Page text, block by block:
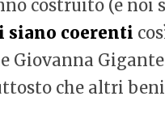
costruito (e noi
siano coerenti
Giovanna
che altri